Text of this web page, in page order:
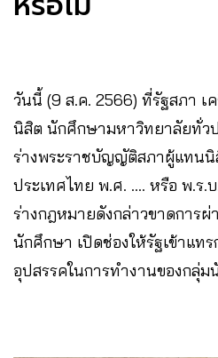
วันนี้ (9 ส.ค. 2566) ที่รัฐสภา เ
นิสิต นักศึกษามหาวิทยาลัยทั่ว
ร่างพระราชบัญญัติสภาผู้แทน
ประเทศไทย พ.ศ. …. หรือ พ.ร.
ร่างกฎหมายดังกล่าวขาดการ
นักศึกษา เปิดช่องให้รัฐเข้าแท
อุปสรรคในการทำงานของกลุ่